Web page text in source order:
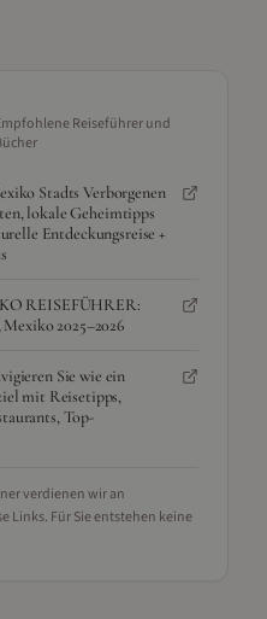
Reiseführer und
Stadts Verborgenen
lokale Geheimtipps
Entdeckungsreise +
REISEFÜHRER:
2025–2026
Sie wie ein
mit Reisetipps,
Top-
verdienen wir an
Links. Für Sie entstehen keine